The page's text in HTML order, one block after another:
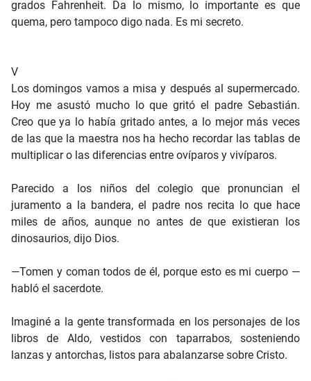
grados Fahrenheit. Da lo mismo, lo importante es que
quema, pero tampoco digo nada. Es mi secreto.
V
Los domingos vamos a misa y después al supermercado.
Hoy me asustó mucho lo que gritó el padre Sebastián.
Creo que ya lo había gritado antes, a lo mejor más veces
de las que la maestra nos ha hecho recordar las tablas de
multiplicar o las diferencias entre ovíparos y vivíparos.
Parecido a los niños del colegio que pronuncian el
juramento a la bandera, el padre nos recita lo que hace
miles de años, aunque no antes de que existieran los
dinosaurios, dijo Dios.
—Tomen y coman todos de él, porque esto es mi cuerpo —
habló el sacerdote.
Imaginé a la gente transformada en los personajes de los
libros de Aldo, vestidos con taparrabos, sosteniendo
lanzas y antorchas, listos para abalanzarse sobre Cristo.